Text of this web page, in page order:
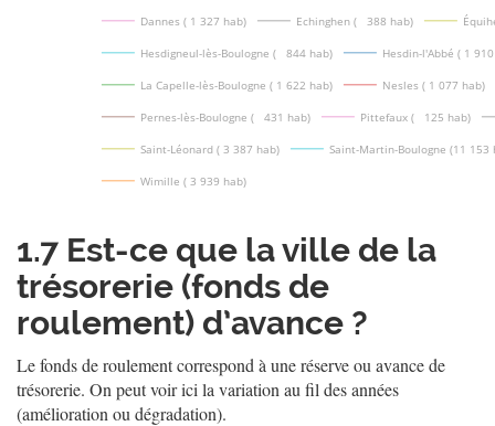
Dannes ( 1 327 hab) Echinghen (   388 hab)
Hesdigneul-lès-Boulogne (   844 hab) Hesdin-l'Abbé ( 1
La Capelle-lès-Boulogne ( 1 622 hab) Nesles ( 1 077 hab)
Pernes-lès-Boulogne (   431 hab) Pittefaux (   125 hab)
Saint-Léonard ( 3 387 hab) Saint-Martin-Boulogne (11 153
Wimille ( 3 939 hab)
1.7 Est-ce que la ville de la
trésorerie (fonds de
roulement) d’avance ?
Le fonds de roulement correspond à une réserve ou avance de
trésorerie. On peut voir ici la variation au fil des années
(amélioration ou dégradation).